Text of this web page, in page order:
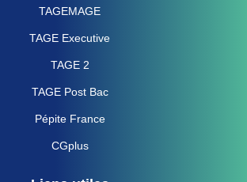
TAGEMAGE
TAGE Executive
TAGE 2
TAGE Post Bac
Pépite France
CGplus